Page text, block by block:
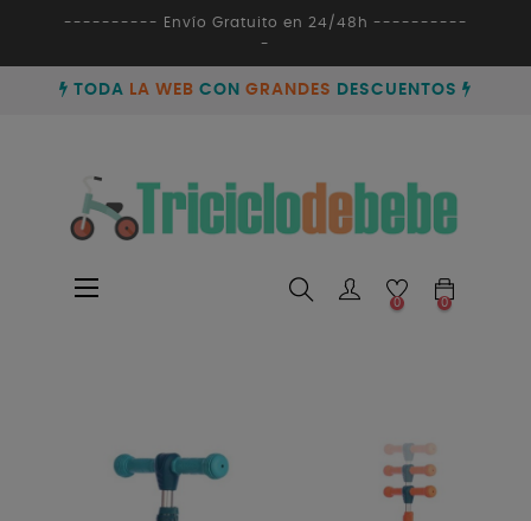
---------- Envío Gratuito en 24/48h ----------
-
TODA LA WEB CON GRANDES DESCUENTOS
Navegación
☰
0 0